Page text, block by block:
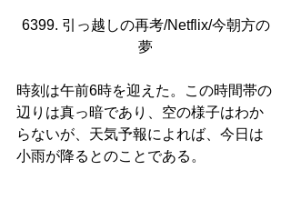
6399. 引っ越しの再考/Netflix/今朝方の
夢
時刻は午前6時を迎えた。この時間帯の
辺りは真っ暗であり、空の様子はわか
らないが、天気予報によれば、今日は
小雨が降るとのことである。